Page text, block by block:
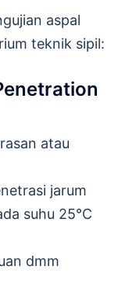
aspal
teknik sipil:
atau
jarum
suhu 25°C
dmm